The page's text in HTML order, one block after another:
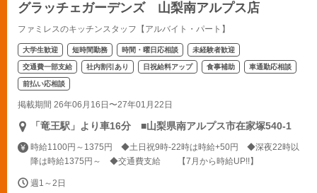
グラッチェガーデンズ 山梨南アルプス店
ファミレスのキッチンスタッフ【アルバイト・パート】
大学生歓迎 短時間勤務 時間・曜日応相談 未経験者歓迎
交通費一部支給 社内割引あり 日祝給料アップ 食事補助 車通勤応相談
前払い応相談
掲載期間 26年06月16日〜27年01月22日
「竜王駅」より車16分 ■山梨県南アルプス市在家塚540-1
時給1100円～1375円 ◆土日祝9時-22時は時給+50円 ◆深夜22時以
降は時給1375円～ ◆交通費支給 【7月から時給UP!!】
週1～2日